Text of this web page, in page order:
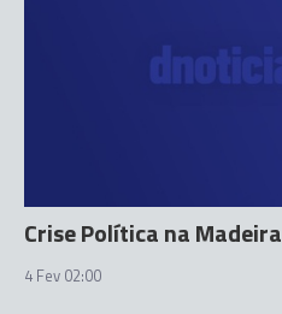
Crise Política na Madeira
4 Fev 02:00